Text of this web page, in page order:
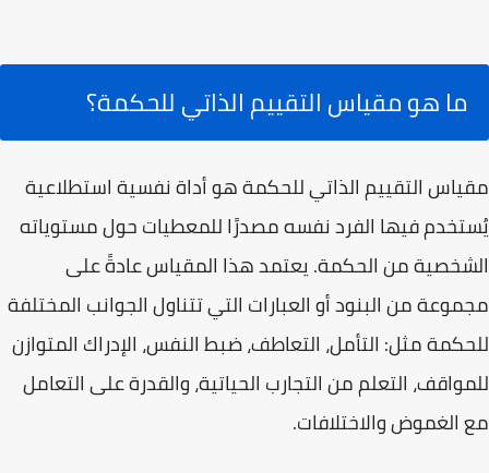
ما هو مقياس التقييم الذاتي للحكمة؟
مقياس التقييم الذاتي للحكمة هو أداة نفسية استطلاعية
يُستخدم فيها الفرد نفسه مصدرًا للمعطيات حول مستوياته
الشخصية من الحكمة. يعتمد هذا المقياس عادةً على
مجموعة من البنود أو العبارات التي تتناول الجوانب المختلفة
للحكمة مثل: التأمل، التعاطف، ضبط النفس، الإدراك المتوازن
للمواقف، التعلم من التجارب الحياتية، والقدرة على التعامل
مع الغموض والاختلافات.